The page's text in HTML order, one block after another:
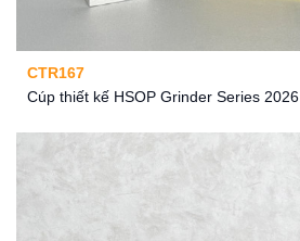
CTR167
Cúp thiết kế HSOP Grinder Series 2026